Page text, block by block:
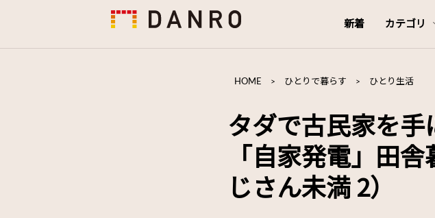
新着 カテゴリ
HOME > ひとりで暮らす > ひとり生活
タダで古民家を
「自家発電」田
じさん未満 2）